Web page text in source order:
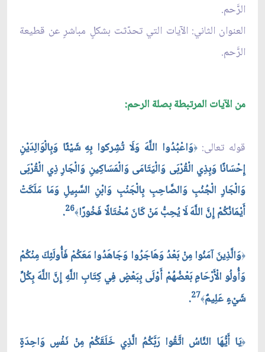
الرَّحم.
العنوان الثاني: الآيات التي تحدّثت بشكلٍ مباشرٍ عن قطيعة
الرَّحم.
من الآيات المرتبطة بصلة الرحم:
قوله تعالى: ﴿وَاعْبُدُوا اللَّهَ وَلَا تُشِركوا بِهِ شَيْئًا وَبِالْوَالِدَيْنِ
إِحْسَانًا وَبِذِي الْقُرْبَى وَالْيَتَامَى وَالْمَسَاكِينِ وَالْجَارِ ذِي الْقُرْبَى
وَالْجَارِ الْجُنُبِ وَالصَّاحِبِ بِالْجَنْبِ وَابْنِ السَّبِيلِ وَمَا مَلَكَتْ
أَيْمَانُكُمْ إِنَّ اللَّهَ لَا يُحِبُّ مَنْ كَانَ مُخْتَالًا فَخُورًا﴾26
.
﴿وَالَّذِينَ آمَنُوا مِنْ بَعْدُ وَهَاجَرُوا وَجَاهَدُوا مَعَكُمْ فَأُولَئِكَ مِنْكُمْ
وَأُولُو الْأَرْحَامِ بَعْضُهُمْ أَوْلَى بِبَعْضٍ فِي كِتَابِ اللَّهِ إِنَّ اللَّهَ بِكُلِّ
شَيْءٍ عَلِيمٌ﴾27
.
﴿يَا أَيُّهَا النَّاسُ اتَّقُوا رَبَّكُمُ الَّذِي خَلَقَكُمْ مِنْ نَفْسٍ وَاحِدَةٍ